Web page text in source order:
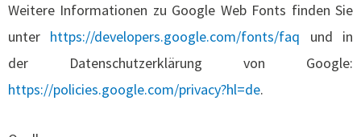
Weitere Informationen zu Google Web Fonts finden Sie
unter https://developers.google.com/fonts/faq
und in
der Datenschutzerklärung von Google:
https://policies.google.com/privacy?hl=de.